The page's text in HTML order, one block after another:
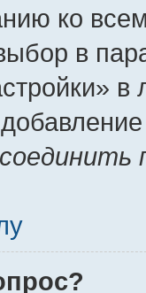
ко
в